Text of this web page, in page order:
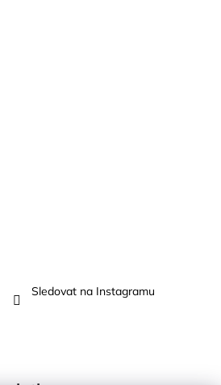
Sledovat na Instagramu